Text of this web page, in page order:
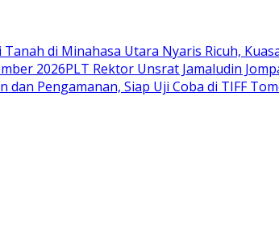
Tanah di Minahasa Utara Nyaris Ricuh,
2026​PLT Rektor Unsrat Jamaludin
Pengamanan, Siap Uji Coba di TIFF